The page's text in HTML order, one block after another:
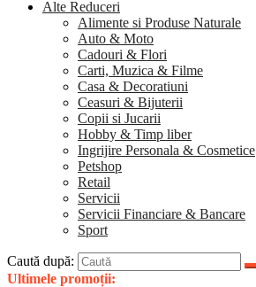
Alte Reduceri
Alimente si Produse Naturale
Auto & Moto
Cadouri & Flori
Carti, Muzica & Filme
Casa & Decoratiuni
Ceasuri & Bijuterii
Copii si Jucarii
Hobby & Timp liber
Ingrijire Personala & Cosmetice
Petshop
Retail
Servicii
Servicii Financiare & Bancare
Sport
Caută după:
Ultimele promoții: